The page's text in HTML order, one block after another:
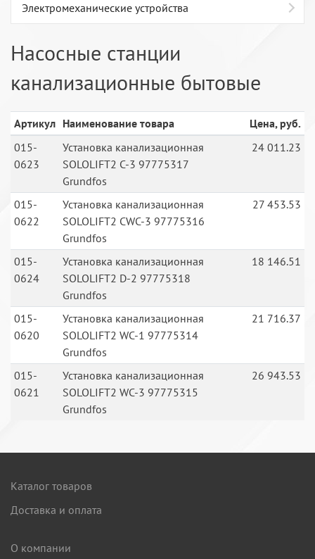
Электромеханические устройства
Насосные станции
канализационные бытовые
Артикул Наименование товара
Цена, руб.
015-
0623
Установка канализационная
SOLOLIFT2 C-3 97775317
Grundfos
24 011.23
015-
0622
Установка канализационная
SOLOLIFT2 CWC-3 97775316
Grundfos
27 453.53
015-
0624
Установка канализационная
SOLOLIFT2 D-2 97775318
Grundfos
18 146.51
015-
0620
Установка канализационная
SOLOLIFT2 WC-1 97775314
Grundfos
21 716.37
015-
0621
Установка канализационная
SOLOLIFT2 WC-3 97775315
Grundfos
26 943.53
Каталог товаров
Доставка и оплата
О компании